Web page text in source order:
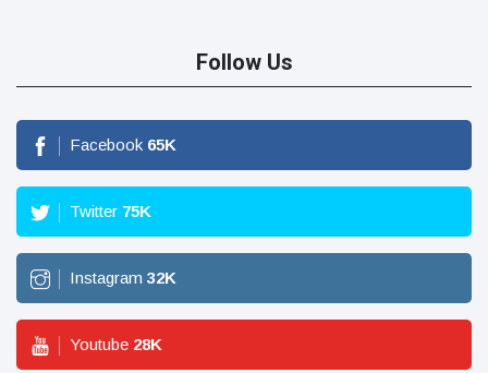
Follow Us
Facebook 65K
Twitter 75K
Instagram 32K
Youtube 28K